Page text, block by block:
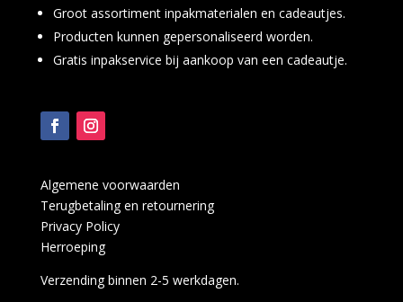
Groot assortiment inpakmaterialen en cadeautjes.
Producten kunnen gepersonaliseerd worden.
Gratis inpakservice bij aankoop van een cadeautje.
Algemene voorwaarden
Terugbetaling en retournering
Privacy Policy
Herroeping
Verzending binnen 2-5 werkdagen.